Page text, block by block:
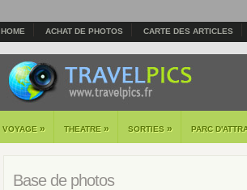
HOME ACHAT DE PHOTOS CARTE DES ARTICLES
VOYAGE » THEATRE » SORTIES » PARC
Base de photos